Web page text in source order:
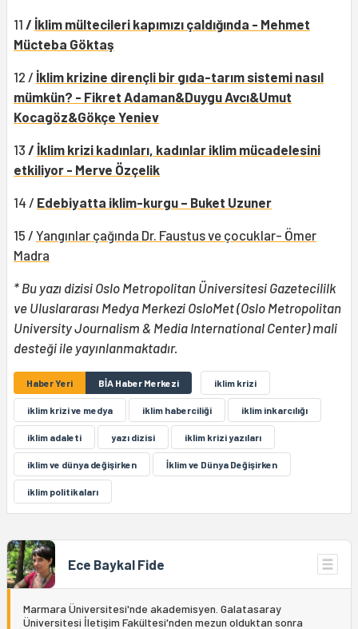
11 / İklim mültecileri kapımızı çaldığında - Mehmet
Mücteba Göktaş
12 / İklim krizine dirençli bir gıda-tarım sistemi nasıl
mümkün? - Fikret Adaman&Duygu Avcı&Umut
Kocagöz&Gökçe Yeniev
13 / İklim krizi kadınları, kadınlar iklim mücadelesini
etkiliyor - Merve Özçelik
14 / Edebiyatta iklim-kurgu – Buket Uzuner
15 / Yangınlar çağında Dr. Faustus ve çocuklar- Ömer
Madra
* Bu yazı dizisi Oslo Metropolitan Üniversitesi Gazetecililk
ve Uluslararası Medya Merkezi OsloMet (Oslo Metropolitan
University Journalism & Media International Center) mali
desteği ile yayınlanmaktadır.
Haber Yeri BİA Haber Merkezi iklim krizi
iklim krizi ve medya iklim haberciliği iklim inkarcılığı
iklim adaleti yazı dizisi iklim krizi yazıları
iklim ve dünya değişirken İklim ve Dünya Değişirken
iklim politikaları
Ece Baykal Fide
Marmara Üniversitesi'nde akademisyen. Galatasaray
Üniversitesi İletişim Fakültesi'nden mezun olduktan sonra